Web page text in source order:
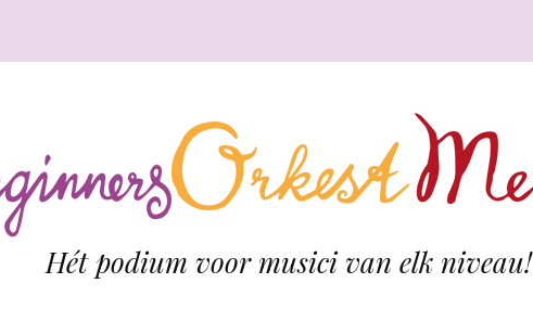
Hét podium voor musici van elk niveau!